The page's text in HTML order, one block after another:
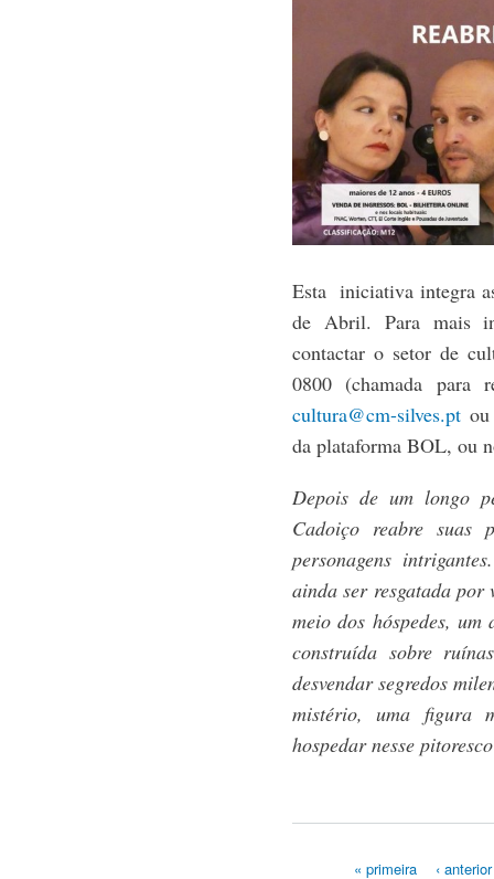
Esta iniciativa integra
de Abril. Para mais
contactar o setor de
0800 (chamada para
cultura@cm-silves.pt
da plataforma BOL, ou
Depois de um longo
Cadoiço reabre suas
personagens
ainda ser resgatada por
meio dos hóspedes, um
construída sobre
desvendar segredos
mistério, uma figura
hospedar nesse
« primeira
‹ anterior